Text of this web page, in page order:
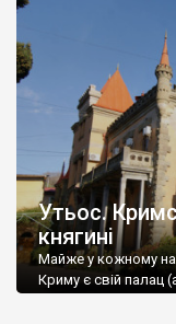
Утьос.
княгині
Майже у кожному
Криму є свій палац